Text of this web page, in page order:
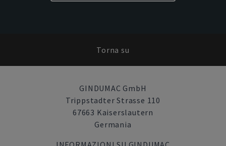
Torna su
GINDUMAC GmbH
Trippstadter Strasse 110
67663 Kaiserslautern
Germania